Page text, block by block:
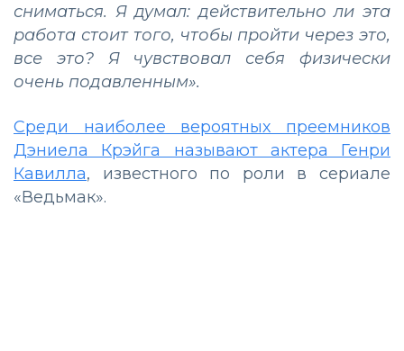
сниматься. Я думал: действительно ли эта
работа стоит того, чтобы пройти через это,
все это? Я чувствовал себя физически
очень подавленным».
Среди наиболее вероятных преемников
Дэниела Крэйга называют актера Генри
Кавилла, известного по роли в сериале
«Ведьмак».